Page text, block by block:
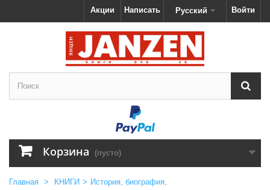
Войти
Русский
Написать
Акции
Корзина (пусто)
Главная > КНИГИ > История, биография,